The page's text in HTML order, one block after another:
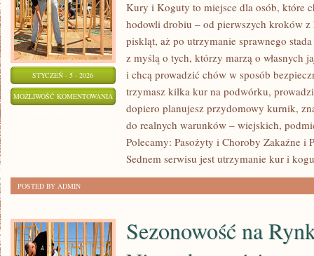
STYCZEŃ - 5 - 2026
MOŻLIWOŚĆ KOMENTOWANIA GENETYKA,
ODMIANY
RASOWE
KOLORY
Kury i Koguty to miejsce dla osób, które
hodowli drobiu – od pierwszych kroków
piskląt, aż po utrzymanie sprawnego
z myślą o tych, którzy marzą o własnych
i chcą prowadzić chów w sposób
trzymasz kilka kur na podwórku,
dopiero planujesz przydomowy kurnik,
do realnych warunków – wiejskich,
Polecamy: Pasożyty i Choroby Zakaźne i
Sednem serwisu jest utrzymanie kur i
POSTED BY ADMIN
Sezonowość na